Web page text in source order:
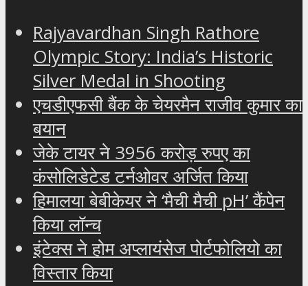
Rajyavardhan Singh Rathore
Olympic Story: India’s Historic
Silver Medal in Shooting
एचडीएफसी बैंक के चेयरमैन राजीव कुमार का
बयान
जेके टायर ने 3956 करोड़ रुपए का
कंसोलिडेटेड टर्नओवर अर्जित किया
हिमालया बेबीकेयर ने ‘मैची मैची pH’ कैंपेन
किया लॉन्च
इंटेक्स ने होम अप्लायंसेज पोर्टफोलियो का
विस्तार किया